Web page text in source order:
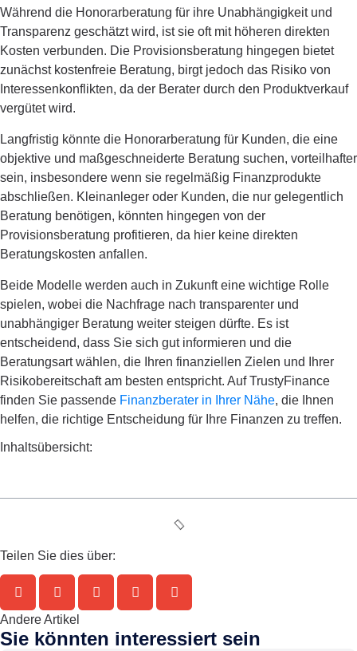
Während die Honorarberatung für ihre Unabhängigkeit und
Transparenz geschätzt wird, ist sie oft mit höheren direkten
Kosten verbunden. Die Provisionsberatung hingegen bietet
zunächst kostenfreie Beratung, birgt jedoch das Risiko von
Interessenkonflikten, da der Berater durch den Produktverkauf
vergütet wird.
Langfristig könnte die Honorarberatung für Kunden, die eine
objektive und maßgeschneiderte Beratung suchen, vorteilhafter
sein, insbesondere wenn sie regelmäßig Finanzprodukte
abschließen. Kleinanleger oder Kunden, die nur gelegentlich
Beratung benötigen, könnten hingegen von der
Provisionsberatung profitieren, da hier keine direkten
Beratungskosten anfallen.
Beide Modelle werden auch in Zukunft eine wichtige Rolle
spielen, wobei die Nachfrage nach transparenter und
unabhängiger Beratung weiter steigen dürfte. Es ist
entscheidend, dass Sie sich gut informieren und die
Beratungsart wählen, die Ihren finanziellen Zielen und Ihrer
Risikobereitschaft am besten entspricht. Auf TrustyFinance
finden Sie passende Finanzberater in Ihrer Nähe, die Ihnen
helfen, die richtige Entscheidung für Ihre Finanzen zu treffen.
Inhaltsübersicht:
Teilen Sie dies über:
Andere Artikel
Sie könnten interessiert sein